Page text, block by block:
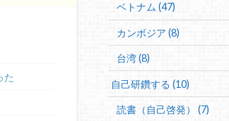
た
ベトナム (47)
カンボジア (8)
台湾 (8)
自己研鑽する (10)
読書（自己啓発） (7)